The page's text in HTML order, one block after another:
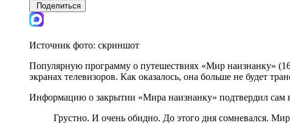
Поделиться
Источник фото: скриншот
Популярную программу о путешествиях «Мир наизнанку»
экранах телевизоров. Как оказалось, она больше не будет
Информацию о закрытии «Мира наизнанку» подтвердил сам
Грустно. И очень обидно. До этого дня сомневался.